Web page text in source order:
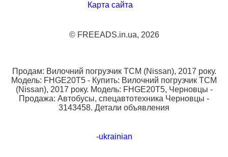
Карта сайта
© FREEADS.in.ua, 2026
Продам: Вилочний погрузчик TCM (Nissan), 2017 року.
Модель: FHGE20T5 - Купить: Вилочний погрузчик TCM
(Nissan), 2017 року. Модель: FHGE20T5, Черновцы -
Продажа: Автобусы, спецавтотехника Черновцы -
3143458. Детали объявления
-ukrainian